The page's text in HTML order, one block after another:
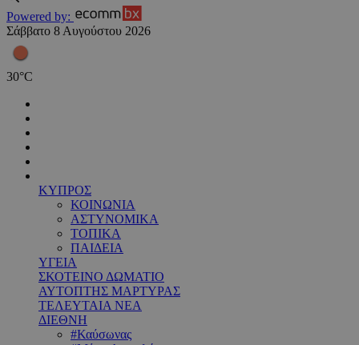
Powered by:
Σάββατο 8 Αυγούστου 2026
30°C
ΚΥΠΡΟΣ
ΚΟΙΝΩΝΙΑ
ΑΣΤΥΝΟΜΙΚΑ
ΤΟΠΙΚΑ
ΠΑΙΔΕΙΑ
ΥΓΕΙΑ
ΣΚΟΤΕΙΝΟ ΔΩΜΑΤΙΟ
ΑΥΤΟΠΤΗΣ ΜΑΡΤΥΡΑΣ
ΤΕΛΕΥΤΑΙΑ ΝΕΑ
ΔΙΕΘΝΗ
#Καύσωνας